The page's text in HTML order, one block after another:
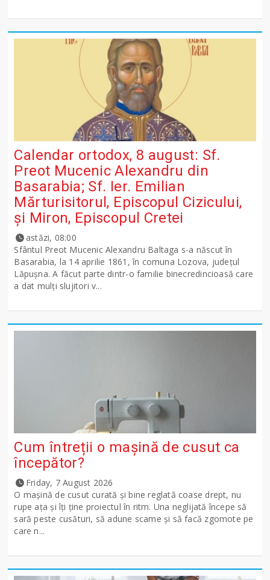
Calendar ortodox, 8 august: Sf.
Preot Mucenic Alexandru din
Basarabia; Sf. Ier. Emilian
Mărturisitorul, Episcopul Cizicului,
şi Miron, Episcopul Cretei
astăzi, 08:00
Sfântul Preot Mucenic Alexandru Baltaga s-a născut în
Basarabia, la 14 aprilie 1861, în comuna Lozova, județul
Lăpușna. A făcut parte dintr-o familie binecredincioasă care
a dat mulți slujitori v...
Cum întreții o mașină de cusut ca
începător?
Friday, 7 August 2026
O mașină de cusut curată și bine reglată coase drept, nu
rupe ața și îți ține proiectul în ritm. Una neglijată începe să
sară peste cusături, să adune scame și să facă zgomote pe
care n...